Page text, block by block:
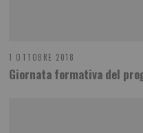
1 OTTOBRE 2018
Giornata formativa del